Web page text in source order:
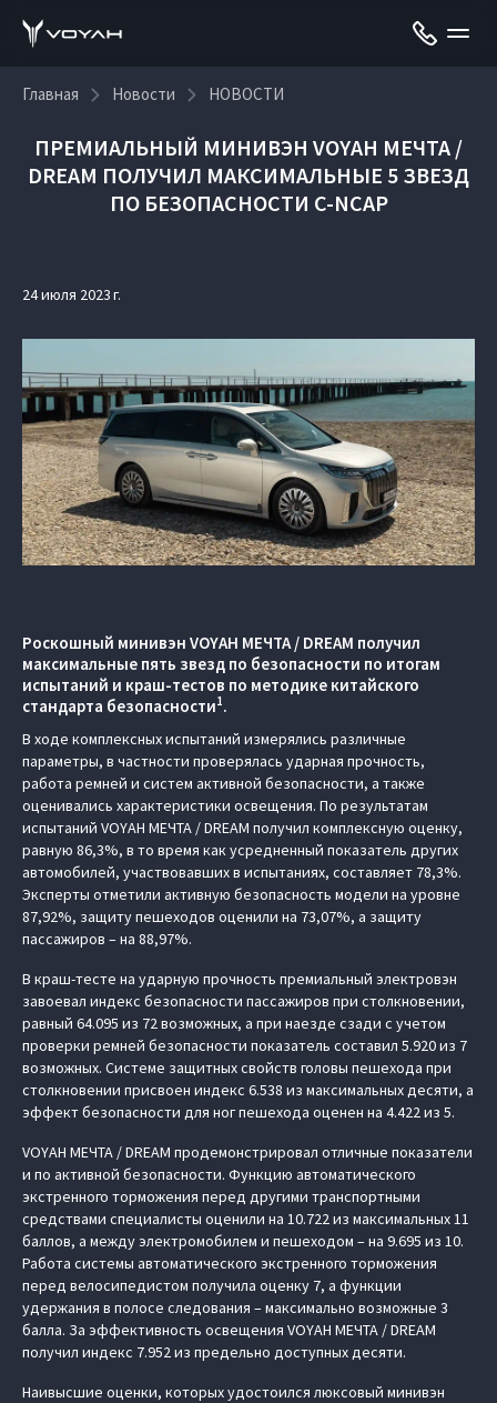
Главная Новости НОВОСТИ
ПРЕМИАЛЬНЫЙ МИНИВЭН VOYAH МЕЧТА /
DREAM ПОЛУЧИЛ МАКСИМАЛЬНЫЕ 5 ЗВЕЗД
ПО БЕЗОПАСНОСТИ C-NCAP
24 июля 2023 г.
Роскошный минивэн VOYAH МЕЧТА / DREAM получил
максимальные пять звезд по безопасности по итогам
испытаний и краш-тестов по методике китайского
стандарта безопасности1.
В ходе комплексных испытаний измерялись различные
параметры, в частности проверялась ударная прочность,
работа ремней и систем активной безопасности, а также
оценивались характеристики освещения. По результатам
испытаний VOYAH МЕЧТА / DREAM получил комплексную оценку,
равную 86,3%, в то время как усредненный показатель других
автомобилей, участвовавших в испытаниях, составляет 78,3%.
Эксперты отметили активную безопасность модели на уровне
87,92%, защиту пешеходов оценили на 73,07%, а защиту
пассажиров – на 88,97%.
В краш-тесте на ударную прочность премиальный электровэн
завоевал индекс безопасности пассажиров при столкновении,
равный 64.095 из 72 возможных, а при наезде сзади с учетом
проверки ремней безопасности показатель составил 5.920 из 7
возможных. Системе защитных свойств головы пешехода при
столкновении присвоен индекс 6.538 из максимальных десяти, а
эффект безопасности для ног пешехода оценен на 4.422 из 5.
VOYAH МЕЧТА / DREAM продемонстрировал отличные показатели
и по активной безопасности. Функцию автоматического
экстренного торможения перед другими транспортными
средствами специалисты оценили на 10.722 из максимальных 11
баллов, а между электромобилем и пешеходом – на 9.695 из 10.
Работа системы автоматического экстренного торможения
перед велосипедистом получила оценку 7, а функции
удержания в полосе следования – максимально возможные 3
балла. За эффективность освещения VOYAH МЕЧТА / DREAM
получил индекс 7.952 из предельно доступных десяти.
Наивысшие оценки, которых удостоился люксовый минивэн